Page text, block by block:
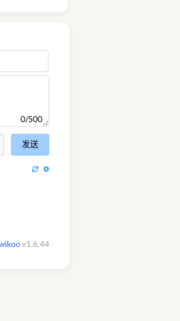
0/500
发送
v1.6.44